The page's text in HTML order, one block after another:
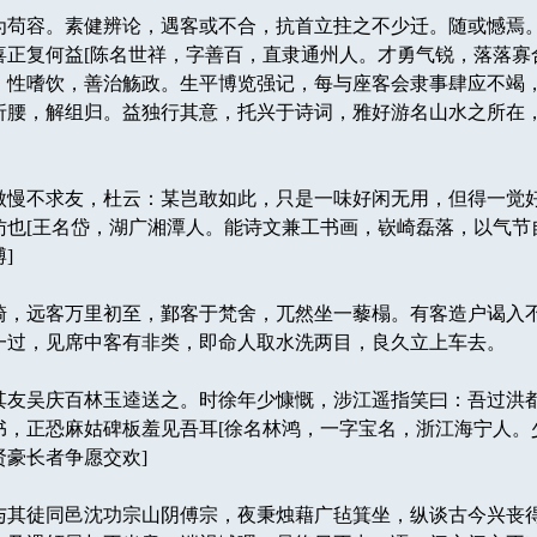
容。素健辨论，遇客或不合，抗首立拄之不少迁。随或憾焉
复何益[陈名世祥，字善百，直隶通州人。才勇气锐，落落
嗜饮，善治觞政。生平博览强记，每与座客会隶事肆应不竭
，解组归。益独行其意，托兴于诗词，雅好游名山水之所在
不求友，杜云：某岂敢如此，只是一味好闲无用，但得一觉
[王名岱，湖广湘潭人。能诗文兼工书画，嵚崎磊落，以气
]
远客万里初至，鄞客于梵舍，兀然坐一藜榻。有客造户谒入
，见席中客有非类，即命人取水洗两目，良久立上车去。
吴庆百林玉逵送之。时徐年少慷慨，涉江遥指笑曰：吾过洪
正恐麻姑碑板羞见吾耳[徐名林鸿，一字宝名，浙江海宁人
豪长者争愿交欢]
徒同邑沈功宗山阴傅宗，夜秉烛藉广毡箕坐，纵谈古今兴丧